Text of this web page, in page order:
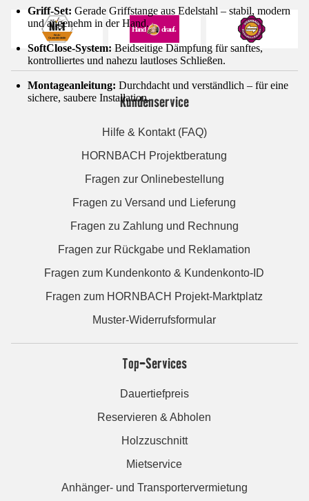
Griff-Set: Gerade Griffstange aus Edelstahl – stabil, modern
und angenehm in der Hand.
SoftClose-System: Beidseitige Dämpfung für sanftes,
kontrolliertes und nahezu lautloses Schließen.
Montageanleitung: Durchdacht und verständlich – für eine
sichere, saubere Installation.Kundenservice
Hilfe & Kontakt (FAQ)
HORNBACH Projektberatung
Fragen zur Onlinebestellung
Fragen zu Versand und Lieferung
Fragen zu Zahlung und Rechnung
Fragen zur Rückgabe und Reklamation
Fragen zum Kundenkonto & Kundenkonto-ID
Fragen zum HORNBACH Projekt-Marktplatz
Muster-Widerrufsformular
Top-Services
Dauertiefpreis
Reservieren & Abholen
Holzzuschnitt
Mietservice
Anhänger- und Transportervermietung